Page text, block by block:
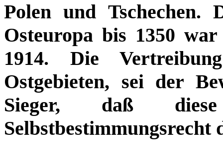
Polen und Tschechen.
Osteuropa bis 1350
1914. Die
Ostgebieten, sei der
Sieger, daß
Selbstbestimmungsrecht